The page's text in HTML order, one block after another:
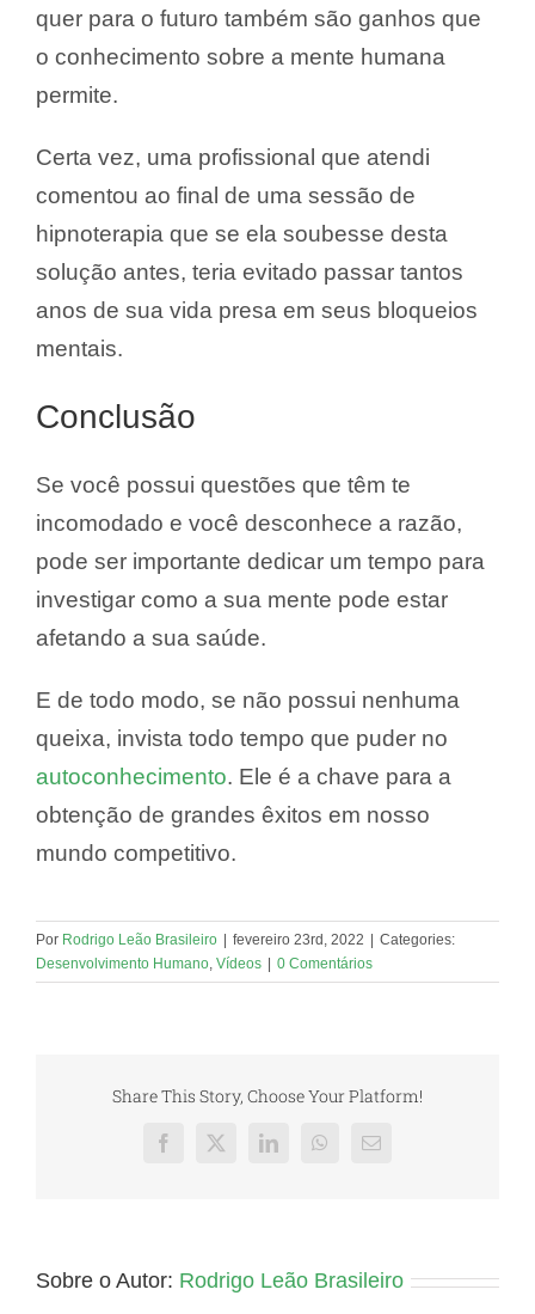
quer para o futuro também são ganhos que
o conhecimento sobre a mente humana
permite.
Certa vez, uma profissional que atendi
comentou ao final de uma sessão de
hipnoterapia que se ela soubesse desta
solução antes, teria evitado passar tantos
anos de sua vida presa em seus bloqueios
mentais.
Conclusão
Se você possui questões que têm te
incomodado e você desconhece a razão,
pode ser importante dedicar um tempo para
investigar como a sua mente pode estar
afetando a sua saúde.
E de todo modo, se não possui nenhuma
queixa, invista todo tempo que puder no
autoconhecimento. Ele é a chave para a
obtenção de grandes êxitos em nosso
mundo competitivo.
Por Rodrigo Leão Brasileiro | fevereiro 23rd, 2022 | Categories:
Desenvolvimento Humano Vídeos | 0 Comentários
Share This Story, Choose Your Platform!
Facebook
X LinkedInWhatsApp
E-
Sobre o Autor: Rodrigo Leão Brasileiro